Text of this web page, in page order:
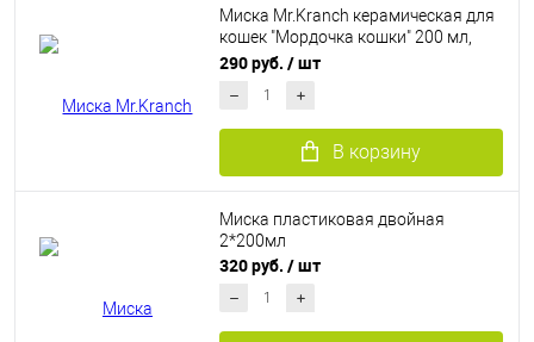
Миска Mr.Kranch керамическая для
кошек "Мордочка кошки" 200 мл,
розовая
290 руб. / шт
В корзину
Миска пластиковая двойная
2*200мл
320 руб. / шт